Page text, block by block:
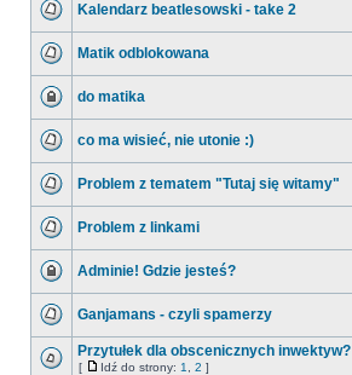
Kalendarz beatlesowski - take 2
Matik odblokowana
do matika
co ma wisieć, nie utonie :)
Problem z tematem "Tutaj się witamy"
Problem z linkami
Adminie! Gdzie jesteś?
Ganjamans - czyli spamerzy
Przytułek dla obscenicznych inwektyw?
[ Idź do strony: 1 2 ]